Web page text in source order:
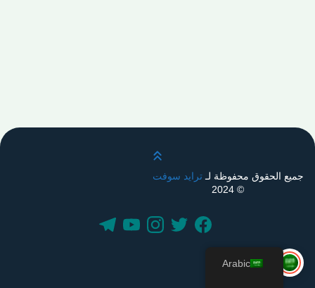
قم بالتمرير لأعلى
جميع الحقوق محفوظة لـترايد سوفت
© 2024
Arabic